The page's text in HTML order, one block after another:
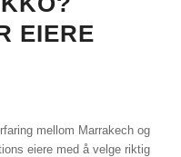
EIERE
mellom Marrakech og
eiere med å velge riktig